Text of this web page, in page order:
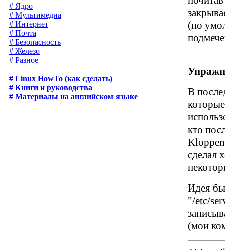
# Ядро
# Мультимедиа
# Интернет
# Почта
# Безопасность
# Железо
# Разное
# Linux HowTo (как сделать)
# Книги и руководства
# Материалы на английском языке
(по
В
кто
сделал
Идея
"/etc/
(мои